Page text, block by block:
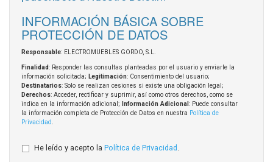
INFORMACIÓN BÁSICA SOBRE
PROTECCIÓN DE DATOS
Responsable: ELECTROMUEBLES GORDO, S.L.
Finalidad: Responder las consultas planteadas por el usuario y enviarle la
información solicitada; Legitimación: Consentimiento del usuario;
Destinatarios: Solo se realizan cesiones si existe una obligación legal;
Derechos: Acceder, rectificar y suprimir, así como otros derechos, como se
indica en la información adicional;
Información Adicional : Puede consultar
la información completa de Protección de Datos en nuestra Política de
Privacidad
He leído y acepto la Política de Privacidad